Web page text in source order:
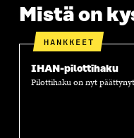
Mistä on
HANKKEET
IHAN-pilottihaku
Pilottihaku on nyt